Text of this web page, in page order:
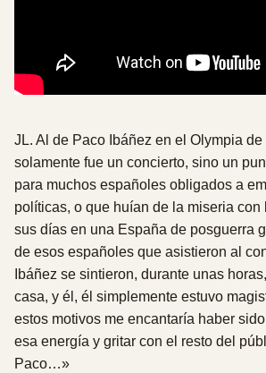
JL. Al de Paco Ibáñez en el Olympia
solamente fue un concierto, sino un
para muchos españoles obligados a
políticas, o que huían de la miseria con
sus días en una España de posguerra
de esos españoles que asistieron al
Ibáñez se sintieron, durante unas
casa, y él, él simplemente estuvo
estos motivos me encantaría haber
esa energía y gritar con el resto del
Paco…»